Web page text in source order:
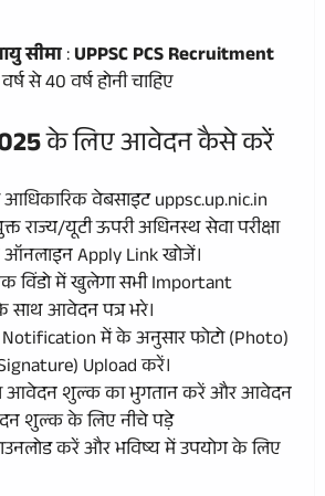
सीमा:UPPSC PCS Recruitment
से 40 वर्ष होनी चाहिए
के लिए आवेदन कैसे करें
वेबसाइट uppsc.up.nic.in
राज्य/यूटी ऊपरी अधिनस्थ सेवा परीक्षा
Apply Link खोजें।
विंडो में खुलेगा सभी Important
साथ आवेदन पत्र भरे।
Notification में के अनुसार फोटो (Photo)
Upload करें।
आवेदन शुल्क का भुगतान करें और आवेदन
शुल्क के लिए नीचे पड़े
करें और भविष्य में उपयोग के लिए